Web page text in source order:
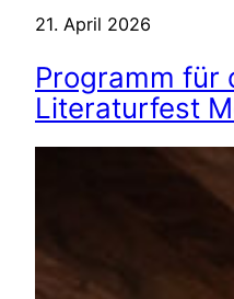
21. April 2026
Programm für
Literaturfest